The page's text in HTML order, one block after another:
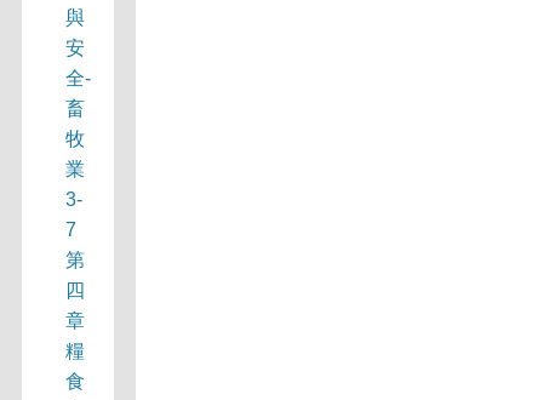
與
安
全-
畜
牧
業
3-
7
第
四
章
糧
食